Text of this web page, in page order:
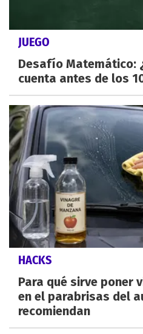
JUEGO
Desafío Matemático:
cuenta antes de los
HACKS
Para qué sirve poner
en el parabrisas del
recomiendan